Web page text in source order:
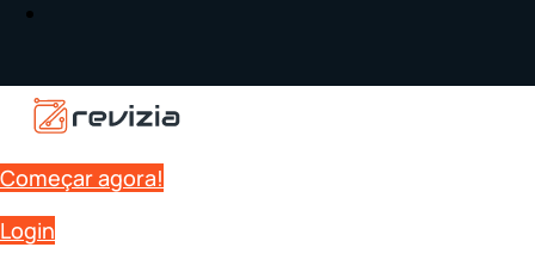
Começar agora!
Login